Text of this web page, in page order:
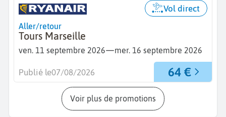
Aller/retour
Tours Marseille
ven. 11 septembre 2026—mer. 16 septembre 2026
Vol direct
64 €
Publié le07/08/2026
Voir plus de promotions